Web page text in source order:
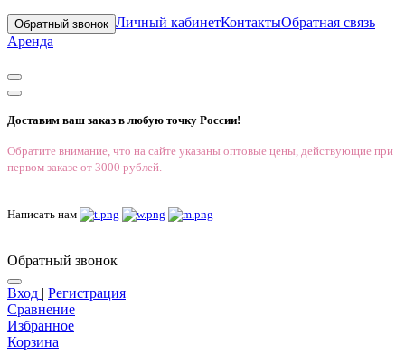
Обратный звонок Личный кабинетКонтактыОбратная связь
Аренда
Доставим ваш заказ в любую точку России!
Обратите внимание, что на сайте указаны оптовые цены, действующие при
первом заказе от 3000 рублей.
Написать нам
Обратный звонок
Вход | Регистрация
Сравнение
Избранное
Корзина